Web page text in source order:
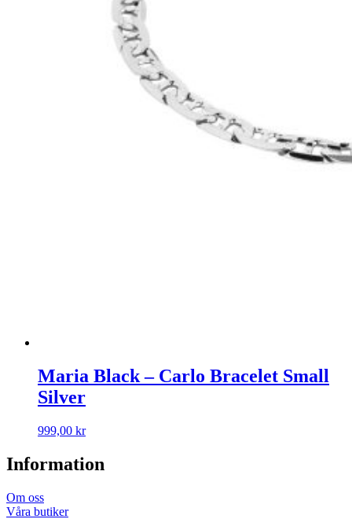
Maria Black – Carlo Bracelet Small
Silver
999,00 kr
Information
Om oss
Våra butiker